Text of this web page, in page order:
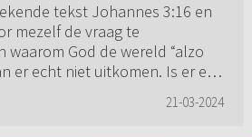
tekst Johannes 3:16 en
mezelf de vraag te
waarom God de wereld “alzo
er echt niet uitkomen. Is er een
21-03-2024